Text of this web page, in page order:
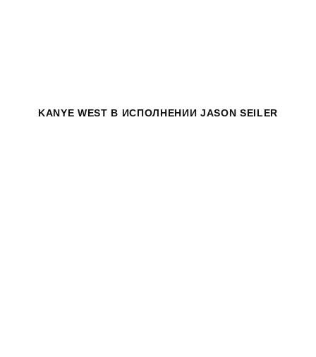
KANYE WEST В ИСПОЛНЕНИИ JASON SEILER